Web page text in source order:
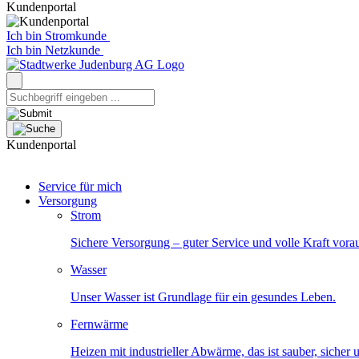
Kundenportal
Ich bin Stromkunde
Ich bin Netzkunde
Kundenportal
Service für mich
Versorgung
Strom
Sichere Versorgung – guter Service und volle Kraft
Wasser
Unser Wasser ist Grundlage für ein gesundes Leben.
Fernwärme
Heizen mit industrieller Abwärme, das ist sauber, sicher